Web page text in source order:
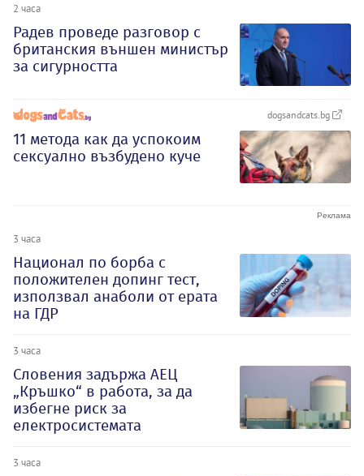
2 часа
Радев проведе разговор с
британския външен министър
за сигурността
dogsandcats.bg
11 метода как да успокоим
сексуално възбудено куче
3 часа
Национал по борба с
положителен допинг тест,
използвал анаболи от ерата
на ГДР
3 часа
Словения задържа АЕЦ
„Кръшко“ в работа, за да
избегне риск за
електросистемата
3 часа